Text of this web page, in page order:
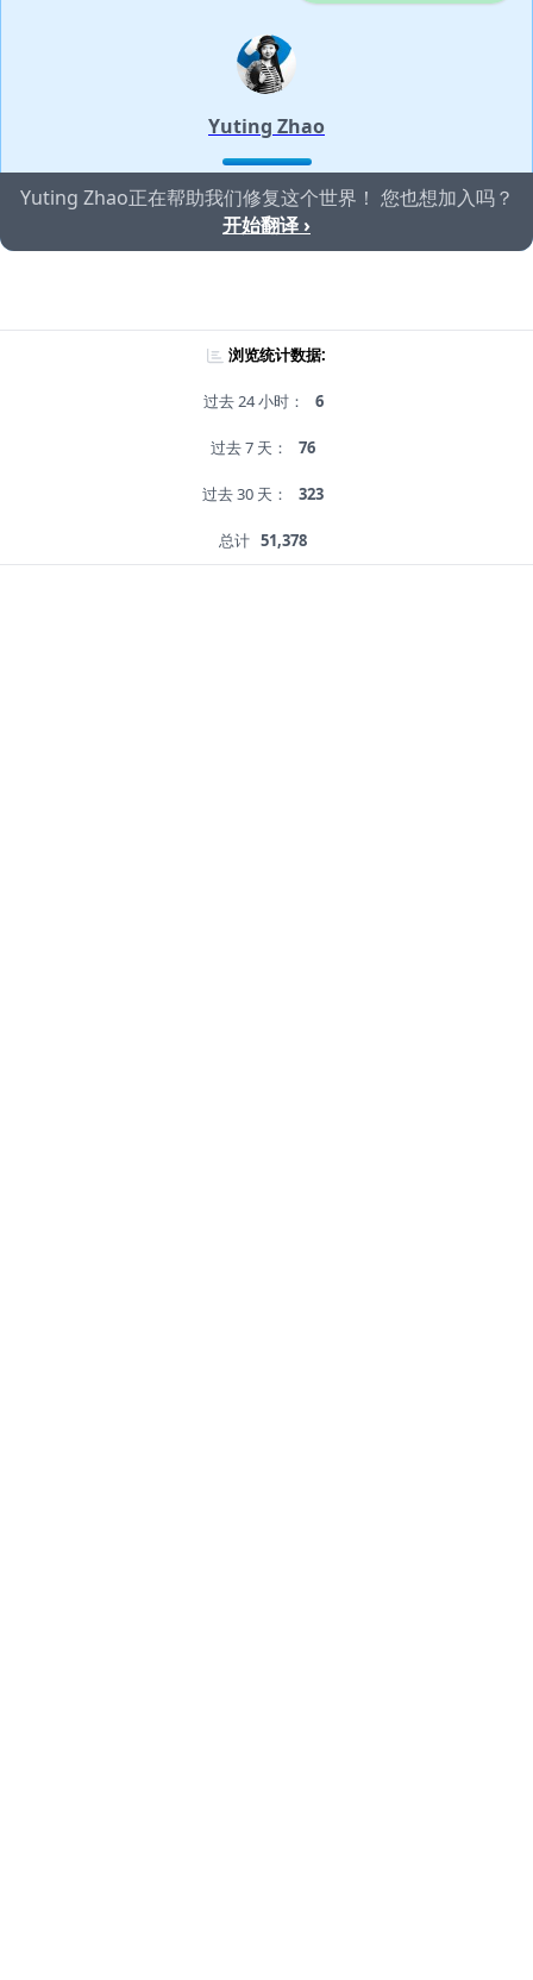
Yuting Zhao
Yuting Zhao正在帮助我们修复这个世界！ 您也想加入吗？
开始翻译 ›
浏览统计数据:
过去 24 小时： 6
过去 7 天： 76
过去 30 天： 323
总计 51,378